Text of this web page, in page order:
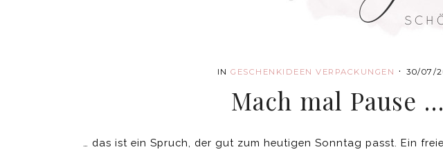
INGESCHENKIDEEN VERPACKUNGEN ·30/07/
Mach mal Pause …
… das ist ein Spruch, der gut zum heutigen Sonntag passt. Ein